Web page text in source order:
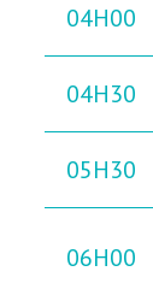
04H00
04H30
05H30
06H00